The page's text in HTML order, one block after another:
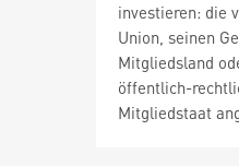
investieren: die
Union, seinen
Mitgliedsland
öffentlich-
Mitgliedstaat